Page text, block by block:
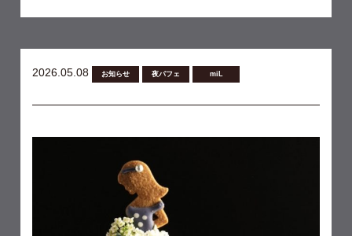
2026.05.08 お知らせ 夜パフェ miL